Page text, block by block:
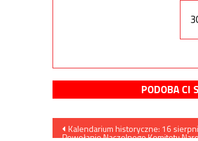
PODOBA CI
Nawigacja
Kalendarium historyczne: 16
Powołanie Naczelnego Komitetu